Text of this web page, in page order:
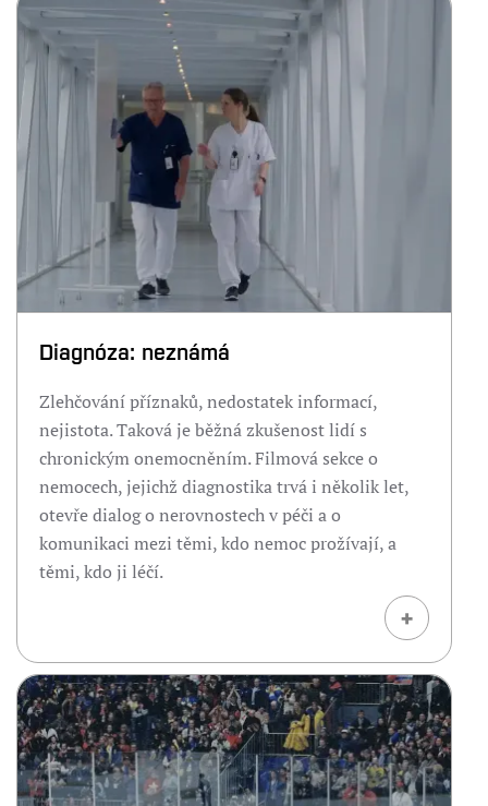
Diagnóza: neznámá
Zlehčování příznaků, nedostatek informací,
nejistota. Taková je běžná zkušenost lidí s
chronickým onemocněním. Filmová sekce o
nemocech, jejichž diagnostika trvá i několik let,
otevře dialog o nerovnostech v péči a o
komunikaci mezi těmi, kdo nemoc prožívají, a
těmi, kdo ji léčí.
+